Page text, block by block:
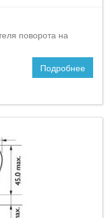
поворота на
Подробнее